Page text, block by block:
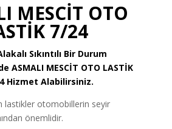
MESCİT OTO
7/24
Sıkıntılı Bir Durum
ASMALI MESCİT OTO LASTİK
Hizmet Alabilirsiniz.
lastikler otomobillerin seyir
önemlidir.